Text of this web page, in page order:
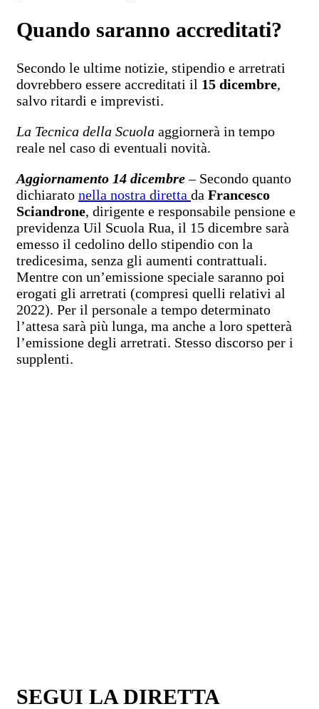
Quando saranno accreditati?
Secondo le ultime notizie, stipendio e arretrati
dovrebbero essere accreditati il 15 dicembre,
salvo ritardi e imprevisti.
La Tecnica della Scuola aggiornerà in tempo
reale nel caso di eventuali novità.
Aggiornamento 14 dicembre– Secondo quanto
dichiarato nella nostra diretta da Francesco
Sciandrone, dirigente e responsabile pensione e
previdenza Uil Scuola Rua, il 15 dicembre sarà
emesso il cedolino dello stipendio con la
tredicesima, senza gli aumenti contrattuali.
Mentre con un’emissione speciale saranno poi
erogati gli arretrati (compresi quelli relativi al
2022). Per il personale a tempo determinato
l’attesa sarà più lunga, ma anche a loro spetterà
l’emissione degli arretrati. Stesso discorso per i
supplenti.
SEGUI LA DIRETTA